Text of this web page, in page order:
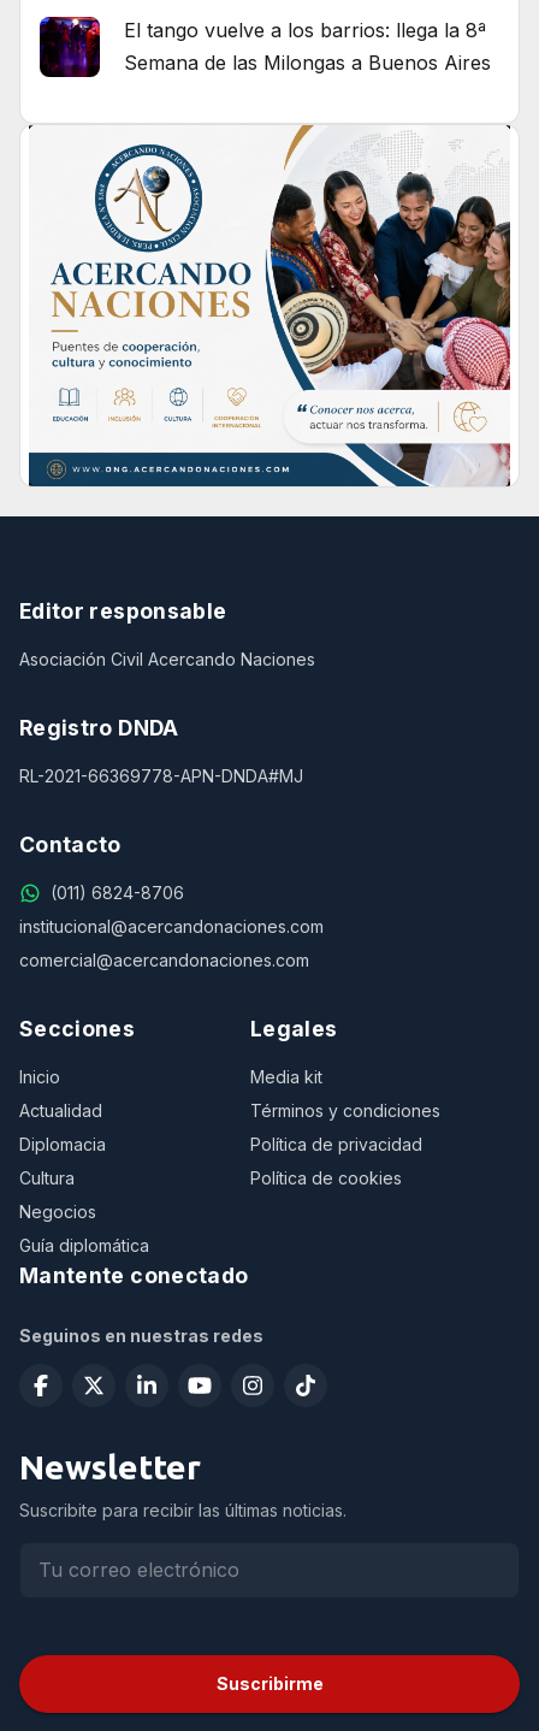
El tango vuelve a los barrios: llega la 8ª
Semana de las Milongas a Buenos Aires
Editor responsable
Asociación Civil Acercando Naciones
Registro DNDA
RL-2021-66369778-APN-DNDA#MJ
Contacto
(011) 6824-8706
institucional@acercandonaciones.com
comercial@acercandonaciones.com
Secciones
Inicio
Actualidad
Diplomacia
Cultura
Negocios
Guía diplomática
Legales
Media kit
Términos y condiciones
Política de privacidad
Política de cookies
Mantente conectado
Seguinos en nuestras redes
Newsletter
Suscribite para recibir las últimas noticias.
Suscribirme